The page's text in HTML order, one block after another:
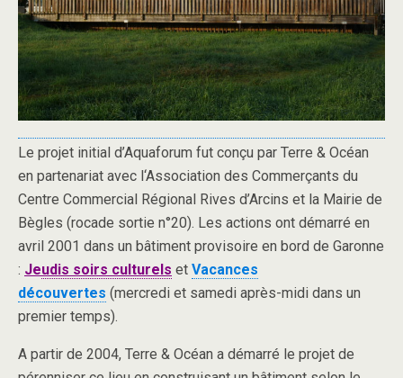
Le projet initial d’Aquaforum fut conçu par Terre & Océan
en partenariat avec l‘Association des Commerçants du
Centre Commercial Régional Rives d’Arcins et la Mairie de
Bègles (rocade sortie n°20). Les actions ont démarré en
avril 2001 dans un bâtiment provisoire en bord de Garonne
: Jeudis soirs culturels et Vacances
découvertes (mercredi et samedi après-midi dans un
premier temps).
A partir de 2004, Terre & Océan a démarré le projet de